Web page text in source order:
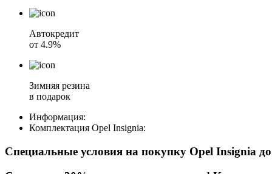
Автокредит
от 4.9%
Зимняя резина
в подарок
Информация:
Комплектация Opel Insignia:
Специальные условия на покупку Opel Insignia